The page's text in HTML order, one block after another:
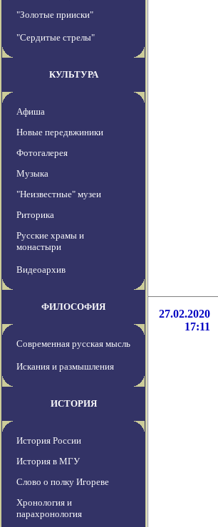
"Золотые прииски"
"Сердитые стрелы"
КУЛЬТУРА
Афиша
Новые передвжиники
Фотогалерея
Музыка
"Неизвестные" музеи
Риторика
Русские храмы и
монастыри
Видеоархив
ФИЛОСОФИЯ
Современная русская мысль
Искания и размышления
ИСТОРИЯ
История России
История в МГУ
Слово о полку Игореве
Хронология и
парахронология
27.02.2020
17:11